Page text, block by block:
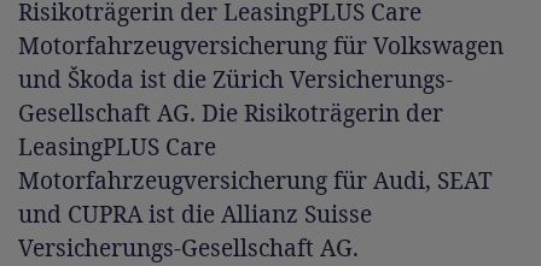
Risikoträgerin der LeasingPLUS Care
Motorfahrzeugversicherung für Volkswagen
und Škoda ist die Zürich Versicherungs-
Gesellschaft AG. Die Risikoträgerin der
LeasingPLUS Care
Motorfahrzeugversicherung für Audi, SEAT
und CUPRA ist die Allianz Suisse
Versicherungs-Gesellschaft AG.